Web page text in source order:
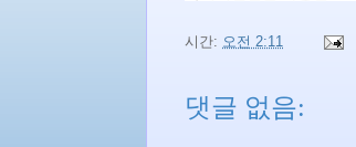
시간: 오전 2:11
댓글 없음: